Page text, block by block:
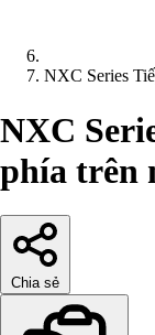
NXC Series
NXC
phía trên
Chia sẻ